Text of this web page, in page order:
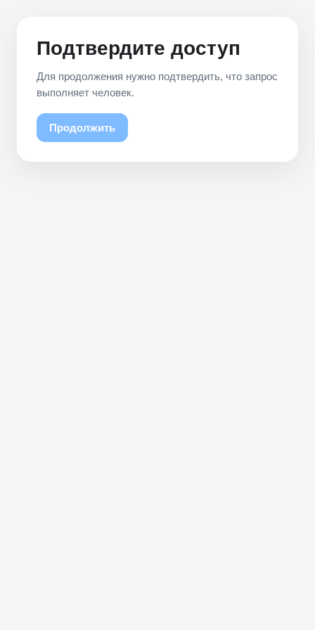
Подтвердите доступ
Для продолжения нужно подтвердить, что запрос
выполняет человек.
Продолжить